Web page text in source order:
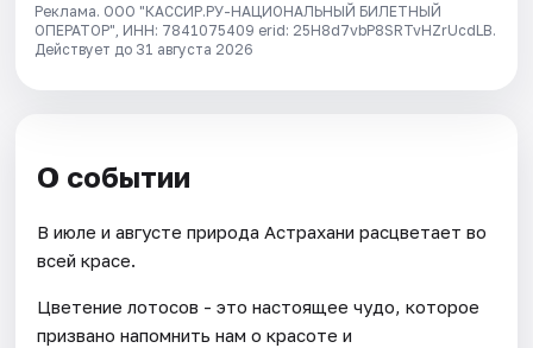
Реклама. ООО "КАССИР.РУ-НАЦИОНАЛЬНЫЙ БИЛЕТНЫЙ
ОПЕРАТОР", ИНН: 7841075409 erid: 25H8d7vbP8SRTvHZrUcdLB.
Действует до 31 августа 2026
О событии
В июле и августе природа Астрахани расцветает во
всей красе.
Цветение лотосов - это настоящее чудо, которое
призвано напомнить нам о красоте и